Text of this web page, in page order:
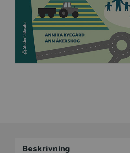
Beskrivning